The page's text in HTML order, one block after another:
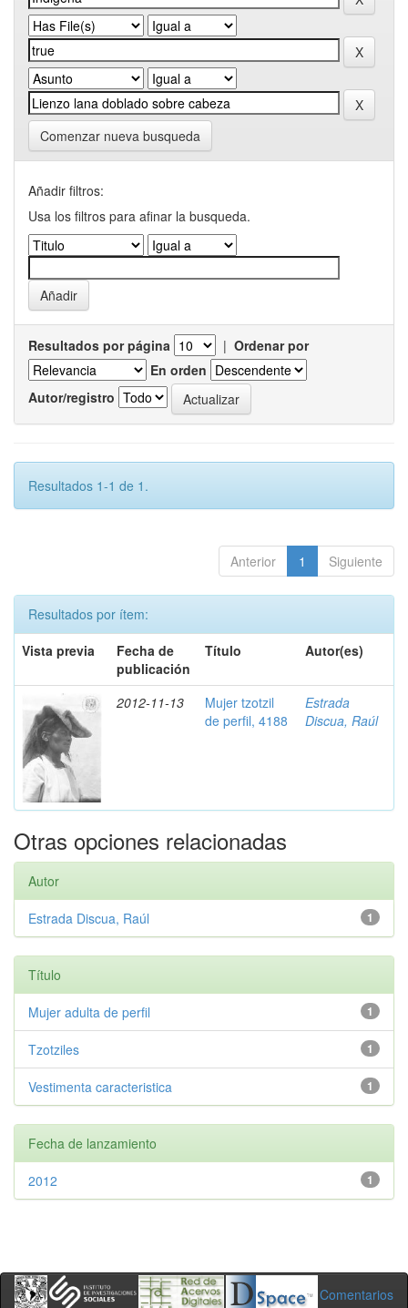
Comenzar nueva busqueda
Añadir filtros:
Usa los filtros para afinar la busqueda.
Resultados por página | Ordenar por
En orden
Autor/registro
Resultados 1-1 de 1.
Anterior 1 Siguiente
Resultados por ítem:
Vista previa
Fecha de
publicación
Título Autor(es)
2012-11-13
Mujer tzotzil
de perfil, 4188
Estrada
Discua, Raúl
Otras opciones relacionadas
Autor
1
Estrada Discua, Raúl
Título
1
Mujer adulta de perfil
1
Tzotziles
1
Vestimenta caracteristica
Fecha de lanzamiento
1
2012
Comentarios